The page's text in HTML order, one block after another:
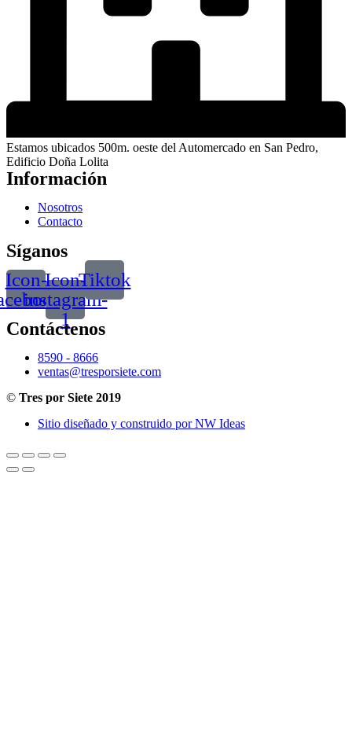
Estamos ubicados 500m. oeste del Automercado en San Pedro,
Edificio Doña Lolita
Información
Nosotros
Contacto
Síganos
Icon-Icon-
instagram-
1
Tiktok
Contáctenos
8590 - 8666
ventas@tresporsiete.com
© Tres por Siete 2019
Sitio diseñado y construido por NW Ideas